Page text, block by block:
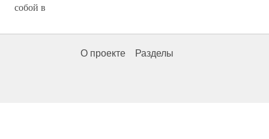
собой в
О проекте Разделы